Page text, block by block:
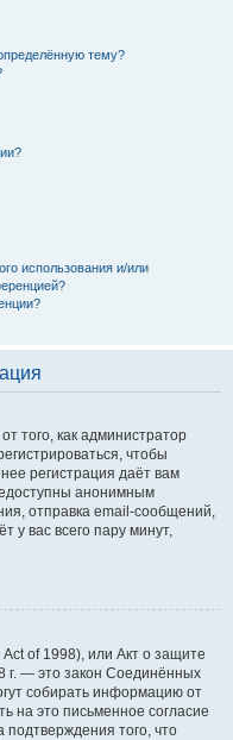
тему?
использования и/или
того, как администратор
чтобы
регистрация даёт вам
анонимным
отправка email-сообщений,
у вас всего пару минут,
of 1998), или Акт о защите
г. — это закон Соединённых
собирать информацию от
на это письменное согласие
того, что